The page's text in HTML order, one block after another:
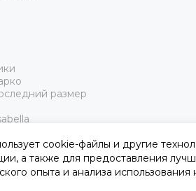
размер
cookie-файлы и другие
а также для предоставления
опыта и анализа